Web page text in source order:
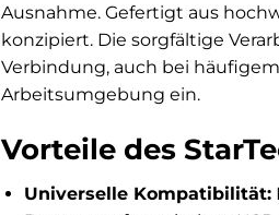
Ausnahme. Gefertigt aus
konzipiert. Die sorgfältige
Verbindung, auch bei
Arbeitsumgebung ein.
Vorteile des
Universelle Kompatibilität: